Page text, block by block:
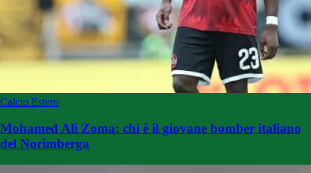
Calcio Estero
Mohamed Ali Zoma: chi è il giovane bomber italiano
del Norimberga